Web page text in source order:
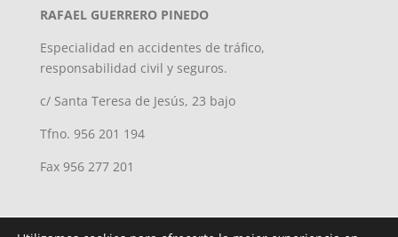
RAFAEL GUERRERO PINEDO
Especialidad en accidentes de tráfico,
responsabilidad civil y seguros.
c/ Santa Teresa de Jesús, 23 bajo
Tfno. 956 201 194
Fax 956 277 201